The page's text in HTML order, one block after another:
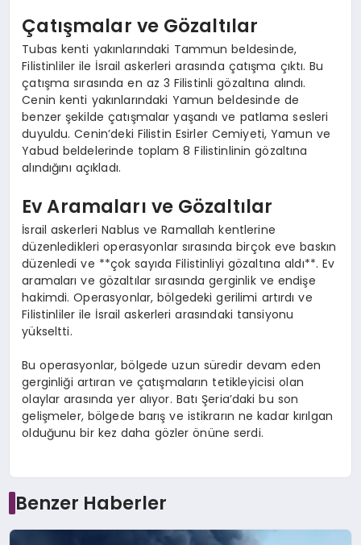
Çatışmalar ve Gözaltılar
Tubas kenti yakınlarındaki Tammun beldesinde,
Filistinliler ile İsrail askerleri arasında çatışma çıktı. Bu
çatışma sırasında en az 3 Filistinli gözaltına alındı.
Cenin kenti yakınlarındaki Yamun beldesinde de
benzer şekilde çatışmalar yaşandı ve patlama sesleri
duyuldu. Cenin’deki Filistin Esirler Cemiyeti, Yamun ve
Yabud beldelerinde toplam 8 Filistinlinin gözaltına
alındığını açıkladı.
Ev Aramaları ve Gözaltılar
İsrail askerleri Nablus ve Ramallah kentlerine
düzenledikleri operasyonlar sırasında birçok eve baskın
düzenledi ve **çok sayıda Filistinliyi gözaltına aldı**. Ev
aramaları ve gözaltılar sırasında gerginlik ve endişe
hakimdi. Operasyonlar, bölgedeki gerilimi artırdı ve
Filistinliler ile İsrail askerleri arasındaki tansiyonu
yükseltti.
Bu operasyonlar, bölgede uzun süredir devam eden
gerginliği artıran ve çatışmaların tetikleyicisi olan
olaylar arasında yer alıyor. Batı Şeria’daki bu son
gelişmeler, bölgede barış ve istikrarın ne kadar kırılgan
olduğunu bir kez daha gözler önüne serdi.
Benzer Haberler